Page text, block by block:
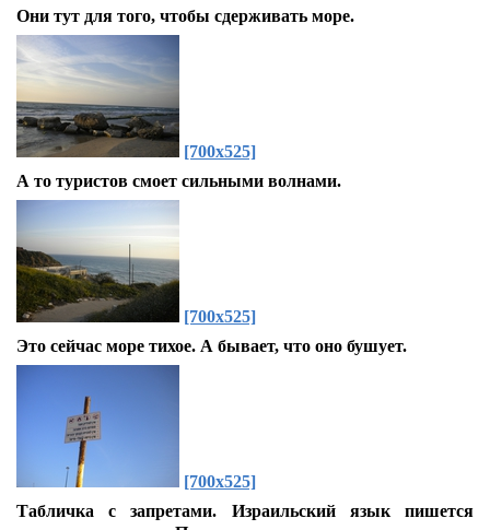
Они тут для того, чтобы сдерживать море.
[700x525]
А то туристов смоет сильными волнами.
[700x525]
Это сейчас море тихое. А бывает, что оно бушует.
[700x525]
Табличка с запретами. Израильский язык пишется